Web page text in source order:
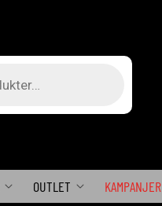
OUTLET KAMPANJER